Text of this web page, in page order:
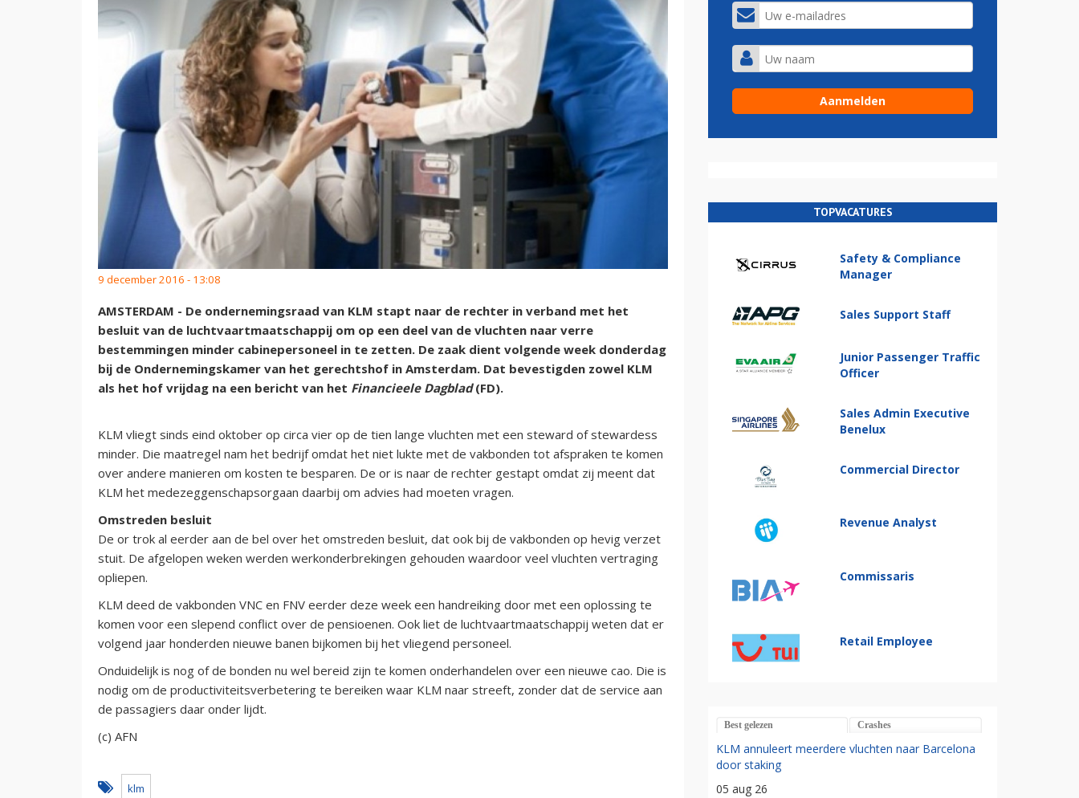
9 december 2016 - 13:08
AMSTERDAM - De ondernemingsraad van KLM stapt naar de rechter in verband met het
besluit van de luchtvaartmaatschappij om op een deel van de vluchten naar verre
bestemmingen minder cabinepersoneel in te zetten. De zaak dient volgende week donderdag
bij de Ondernemingskamer van het gerechtshof in Amsterdam. Dat bevestigden zowel KLM
als het hof vrijdag na een bericht van het Financieele Dagblad(FD).
KLM vliegt sinds eind oktober op circa vier op de tien lange vluchten met een steward of stewardess
minder. Die maatregel nam het bedrijf omdat het niet lukte met de vakbonden tot afspraken te komen
over andere manieren om kosten te besparen. De or is naar de rechter gestapt omdat zij meent dat
KLM het medezeggenschapsorgaan daarbij om advies had moeten vragen.
Omstreden besluit
De or trok al eerder aan de bel over het omstreden besluit, dat ook bij de vakbonden op hevig verzet
stuit. De afgelopen weken werden werkonderbrekingen gehouden waardoor veel vluchten vertraging
opliepen.
KLM deed de vakbonden VNC en FNV eerder deze week een handreiking door met een oplossing te
komen voor een slepend conflict over de pensioenen. Ook liet de luchtvaartmaatschappij weten dat er
volgend jaar honderden nieuwe banen bijkomen bij het vliegend personeel.
Onduidelijk is nog of de bonden nu wel bereid zijn te komen onderhandelen over een nieuwe cao. Die is
nodig om de productiviteitsverbetering te bereiken waar KLM naar streeft, zonder dat de service aan
de passagiers daar onder lijdt.
(c) AFN
klm
TOPVACATURES
Safety & Compliance
Manager
Sales Support Staff
Junior Passenger Traffic
Officer
Sales Admin Executive
Benelux
Commercial Director
Revenue Analyst
Commissaris
Retail Employee
Best gelezen Crashes
KLM annuleert meerdere vluchten naar Barcelona
door staking
05 aug 26